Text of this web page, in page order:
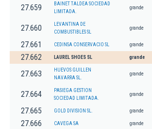
27.659
BAINET TALDEA SOCIEDAD
LIMITADA.
grande
27.660
LEVANTINA DE
COMBUSTIBLES SL
grande
27.661 CEDINSA CONSERVACIO SL grande
27.662 LAUREL SHOES SL grande
27.663
HUEVOS GUILLEN
NAVARRA SL.
grande
27.664
PASIEGA GESTION
SOCIEDAD LIMITADA.
grande
27.665 GOLD DIVISION SL. grande
27.666 CAVEGA SA grande